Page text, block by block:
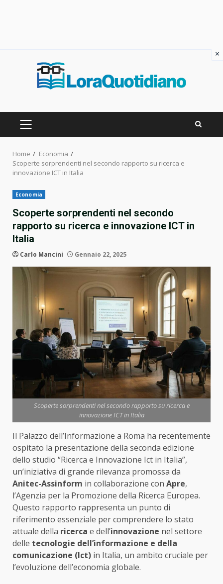
PRIMARY
Home
Economia
Scoperte sorprendenti nel secondo rapporto su ricerca e
innovazione ICT in Italia
Economia
Scoperte sorprendenti nel secondo
rapporto su ricerca e innovazione ICT in
Italia
Carlo Mancini Gennaio 22, 2025
Scoperte sorprendenti nel secondo rapporto su ricerca e
innovazione ICT in Italia
Il Palazzo dell’Informazione a Roma ha recentemente
ospitato la presentazione della seconda edizione
dello studio “Ricerca e Innovazione Ict in Italia”,
un’iniziativa di grande rilevanza promossa da
Anitec-Assinform in collaborazione con Apre,
l’Agenzia per la Promozione della Ricerca Europea.
Questo rapporto rappresenta un punto di
riferimento essenziale per comprendere lo stato
attuale della ricerca e dell’innovazione nel settore
delle tecnologie dell’informazione e della
comunicazione (Ict) in Italia, un ambito cruciale per
l’evoluzione dell’economia globale.
×